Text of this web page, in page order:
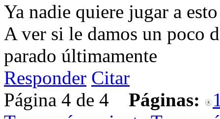
Ya nadie quiere jugar a
A ver si le damos un poco
parado últimamente
Responder Citar
Página 4 de 4 Páginas: